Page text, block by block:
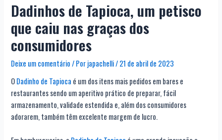
Dadinhos de Tapioca, um petisco
que caiu nas graças dos
consumidores
Deixe um comentário / Porjapachelli/21 de abril de 2023
ODadinho de Tapioca é um dos itens mais pedidos em bares e
restaurantes sendo um aperitivo prático de preparar, fácil
armazenamento, validade estendida e, além dos consumidores
adorarem, também têm excelente margem de lucro.